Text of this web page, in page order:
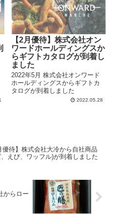
【2月優待】株式会社オン
ワードホールディングスか
らギフトカタログが到着し
ました
2022年5月 株式会社オンワード
ホールディングスからギフトカ
タログが到着しました
2022.05.28
優待】株式会社大冷から自社商品
えび、ワッフル)が到着しました
からロー